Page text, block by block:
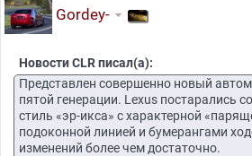
Gordey-
Новости CLR писал(а):
Представлен совершенно новый
пятой генерации. Lexus постарались
стиль «эр-икса» с характерной
подоконной линией и бумерангами
изменений более чем достаточно.